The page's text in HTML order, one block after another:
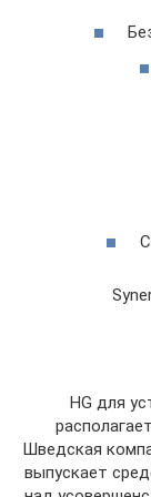
HG для
Шведская
выпускает